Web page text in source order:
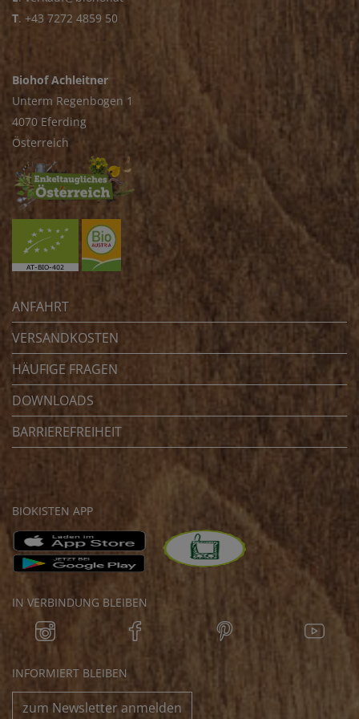
T. +43 7272 4859 50
Biohof Achleitner
Unterm Regenbogen 1
4070 Eferding
Österreich
ANFAHRT
VERSANDKOSTEN
HÄUFIGE FRAGEN
DOWNLOADS
BARRIEREFREIHEIT
BIOKISTEN APP
IN VERBINDUNG BLEIBEN
INFORMIERT BLEIBEN
zum Newsletter anmelden